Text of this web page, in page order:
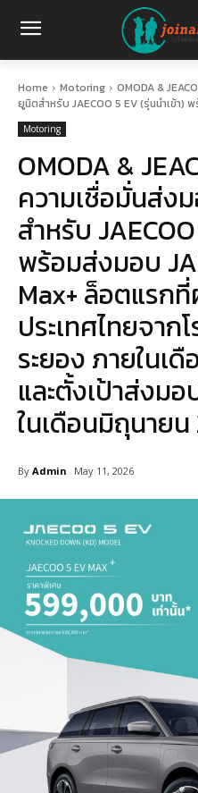
Home Motoring
OMODA &
ยูนิตสำหรับ JAECOO 5 EV (รุ่นนำเข้า)
Motoring
OMODA &
ความเชื่อมั่นส่
สำหรับ
พร้อมส่งมอบ
Max+ ล็อตแรก
ประเทศไทยจาก
ระยอง ภายในเ
และตั้งเป้าส่งม
ในเดือนมิถุนายน
By Admin May 11, 2026